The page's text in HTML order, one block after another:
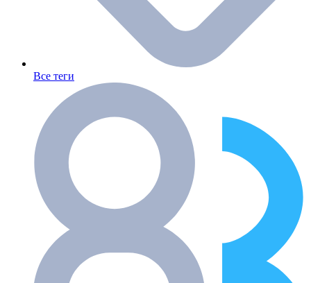
Все теги